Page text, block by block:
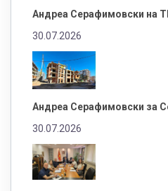
Андреа Серафимовски на
30.07.2026
Андреа Серафимовски за
30.07.2026